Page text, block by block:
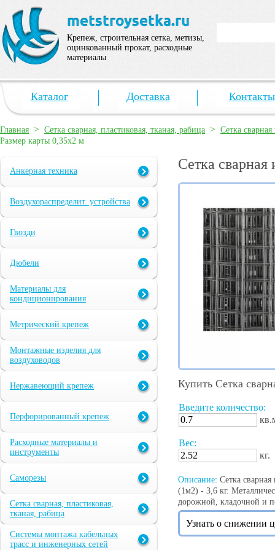
Крепеж, строительная сетка, метизы,
оцинкованный прокат, расходные
материалы
Каталог Доставка Контакты
Главная > Сетка сварная, пластиковая, тканая, рабица > Сетка сварная
Размер карты 0,35х2 м
Анкерная техника
Воздухораспределит. устройства
Гвозди
Дюбели
Материалы для
кондиционирования
Метрический крепеж
Монтажные изделия для
воздуховодов
Нержавеющий крепеж
Перфорированный крепеж
Расходные материалы и
инструменты
Саморезы
Сетка сварная, пластиковая,
тканая, рабица
Системы монтажа кабельных
трасс и инженерных сетей
Сетка
Купить Сетка
Введите количество:
Вес:
кг.
Описание: Сетка
(1м2) - 3,6 кг.
дорожной, кладочной и
Узнать о снижении